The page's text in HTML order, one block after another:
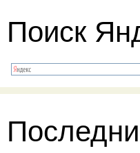
Поиск